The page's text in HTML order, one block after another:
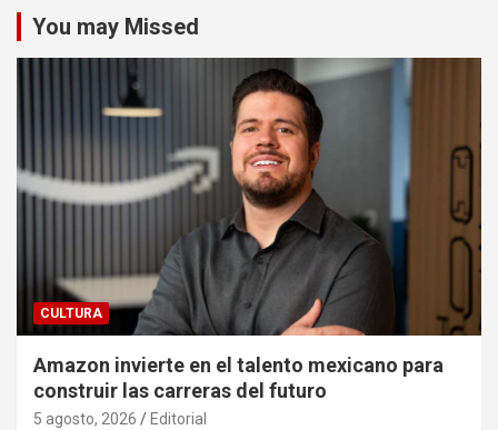
You may Missed
CULTURA
Amazon invierte en el talento mexicano para
construir las carreras del futuro
5 agosto, 2026 Editorial